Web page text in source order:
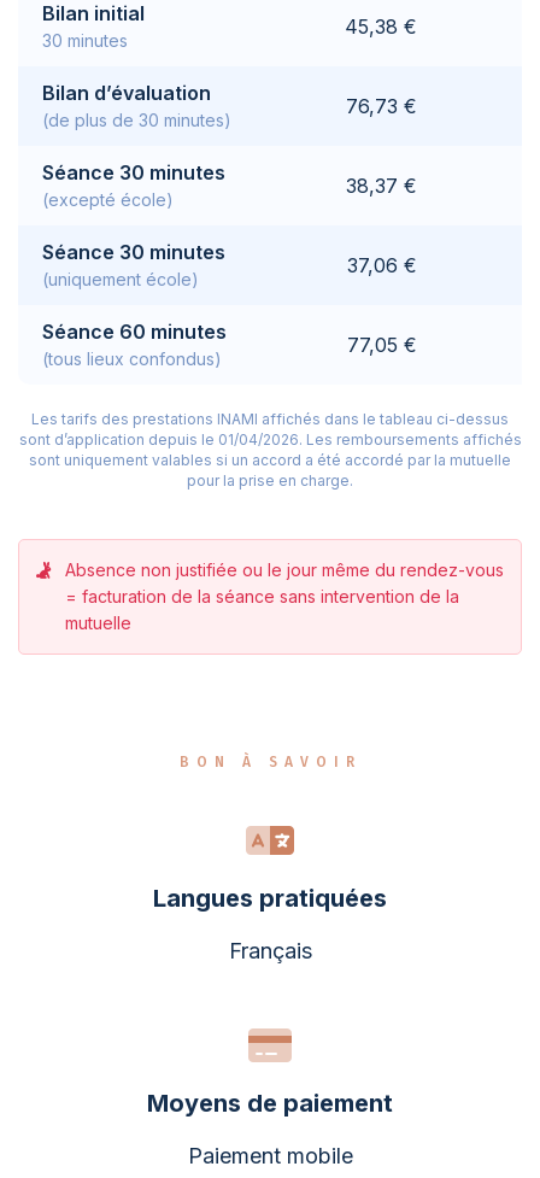
Bilan initial
30 minutes
45,38 €
Bilan d’évaluation
(de plus de 30 minutes)
76,73 €
Séance 30 minutes
(excepté école)
38,37 €
Séance 30 minutes
(uniquement école)
37,06 €
Séance 60 minutes
(tous lieux confondus)
77,05 €
Les tarifs des prestations INAMI affichés dans le tableau ci-dessus
sont d’application depuis le 01/04/2026. Les remboursements affichés
sont uniquement valables si un accord a été accordé par la mutuelle
pour la prise en charge.
Absence non justifiée ou le jour même du rendez-vous
= facturation de la séance sans intervention de la
mutuelle
BON À SAVOIR
Langues pratiquées
Français
Moyens de paiement
Paiement mobile